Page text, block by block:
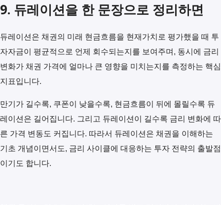
9. 듀레이션을 한 문장으로 정리하면
듀레이션은 채권의 미래 현금흐름을 현재가치로 평가했을 때 투
자자금이 평균적으로 언제 회수되는지를 보여주며, 동시에 금리
변화가 채권 가격에 얼마나 큰 영향을 미치는지를 측정하는 핵심
지표입니다.
만기가 길수록, 쿠폰이 낮을수록, 현금흐름이 뒤에 몰릴수록 듀
레이션은 길어집니다. 그리고 듀레이션이 길수록 금리 변화에 따
른 가격 변동도 커집니다. 따라서 듀레이션은 채권을 이해하는
기초 개념이면서도, 금리 사이클에 대응하는 투자 전략의 출발점
이기도 합니다.